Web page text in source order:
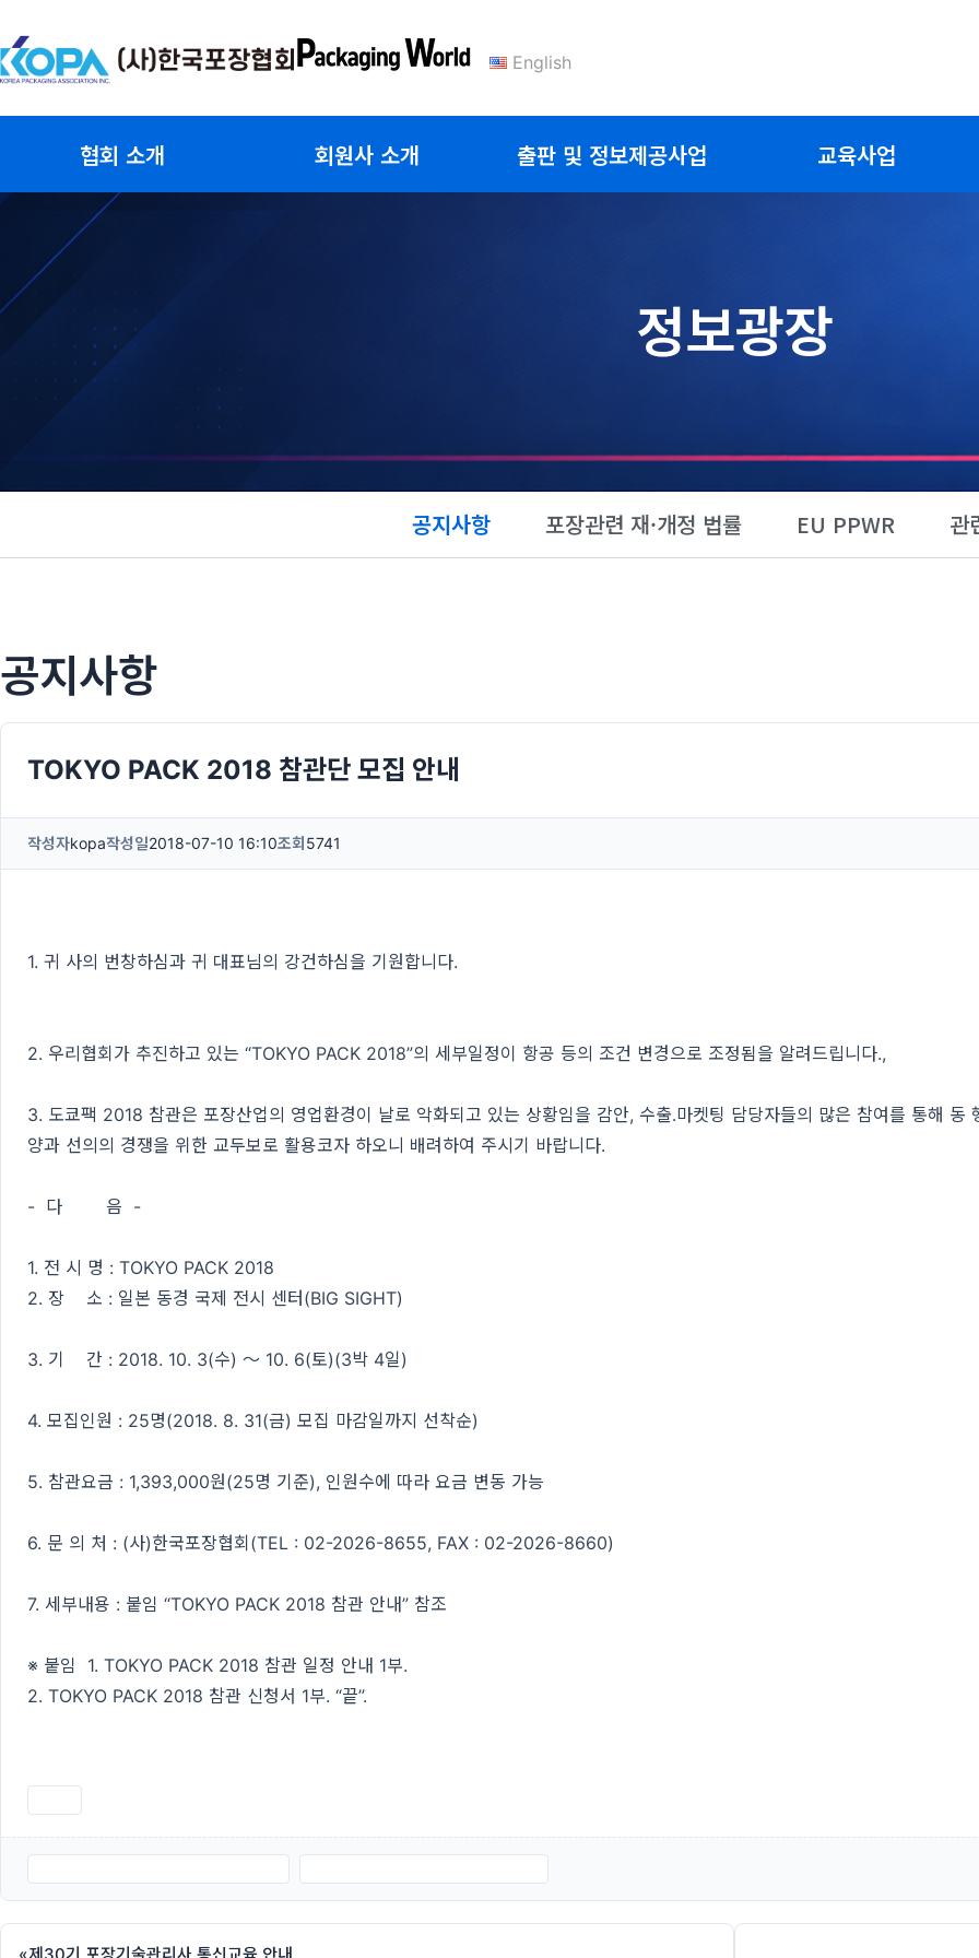
텐
츠
English
협회 소개 회원사 소개 출판 및 정보제공사업 교육사업
정보광장
공지사항 포장관련 재·개정 법률 EU PPWR 관
공지사항
TOKYO PACK 2018 참관단 모집 안내
작성자kopa작성일2018-07-10 16:10조회 5741
1. 귀 사의 번창하심과 귀 대표님의 강건하심을 기원합니다.
2. 우리협회가 추진하고 있는 “TOKYO PACK 2018”의 세부일정이 항공 등의 조건 변경으로 조정됨을 알려드립니다.,
3. 도쿄팩 2018 참관은 포장산업의 영업환경이 날로 악화되고 있는 상황임을 감안, 수출․마켓팅 담당자들의 많은 참여를 통해
양과 선의의 경쟁을 위한 교두보로 활용코자 하오니 배려하여 주시기 바랍니다.
- 다 음 -
1. 전 시 명 : TOKYO PACK 2018
2. 장 소 : 일본 동경 국제 전시 센터(BIG SIGHT)
3. 기 간 : 2018. 10. 3(수) ～ 10. 6(토)(3박 4일)
4. 모집인원 : 25명(2018. 8. 31(금) 모집 마감일까지 선착순)
5. 참관요금 : 1,393,000원(25명 기준), 인원수에 따라 요금 변동 가능
6. 문 의 처 : (사)한국포장협회(TEL : 02-2026-8655, FAX : 02-2026-8660)
7. 세부내용 : 붙임 “TOKYO PACK 2018 참관 안내” 참조
※ 붙임 1. TOKYO PACK 2018 참관 일정 안내 1부.
2. TOKYO PACK 2018 참관 신청서 1부. “끝”.